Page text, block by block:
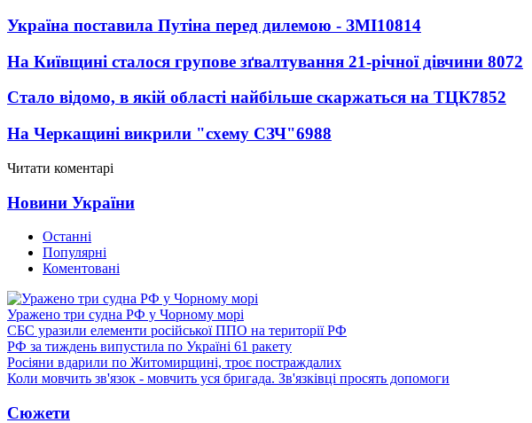
Україна поставила Путіна перед дилемою - ЗМІ10814
На Київщині сталося групове зґвалтування 21-річної дівчини 8072
Стало відомо, в якій області найбільше скаржаться на ТЦК7852
На Черкащині викрили "схему СЗЧ"6988
Читати коментарі
Новини України
Останні
Популярні
Коментовані
Уражено три судна РФ у Чорному морі
СБС уразили елементи російської ППО на території РФ
РФ за тиждень випустила по Україні 61 ракету
Росіяни вдарили по Житомирщині, троє постраждалих
Коли мовчить зв'язок - мовчить уся бригада. Зв'язківці просять допомоги
Сюжети